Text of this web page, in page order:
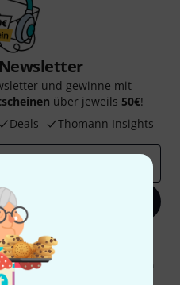
und gewinne mit
über jeweils 50€!
Deals Thomann Insights
Sie dem Erhalt von E-Mail-
Mail-Nutzungsverhaltens zu. Die
Informationen finden Sie in